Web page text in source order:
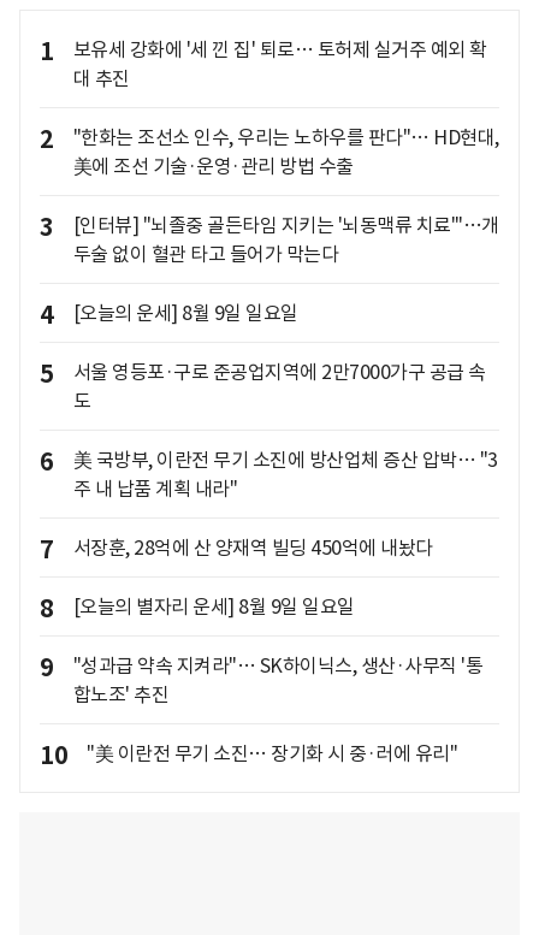
1
보유세 강화에 '세 낀 집' 퇴로… 토허제 실거주 예외 확
대 추진
2
"한화는 조선소 인수, 우리는 노하우를 판다"… HD현대,
美에 조선 기술·운영·관리 방법 수출
3
[인터뷰] "뇌졸중 골든타임 지키는 '뇌동맥류 치료'"…개
두술 없이 혈관 타고 들어가 막는다
4 [오늘의 운세] 8월 9일 일요일
5
서울 영등포·구로 준공업지역에 2만7000가구 공급 속
도
6
美 국방부, 이란전 무기 소진에 방산업체 증산 압박… "3
주 내 납품 계획 내라"
7 서장훈, 28억에 산 양재역 빌딩 450억에 내놨다
8 [오늘의 별자리 운세] 8월 9일 일요일
9
"성과급 약속 지켜라"… SK하이닉스, 생산·사무직 '통
합노조' 추진
10 "美 이란전 무기 소진… 장기화 시 중·러에 유리"